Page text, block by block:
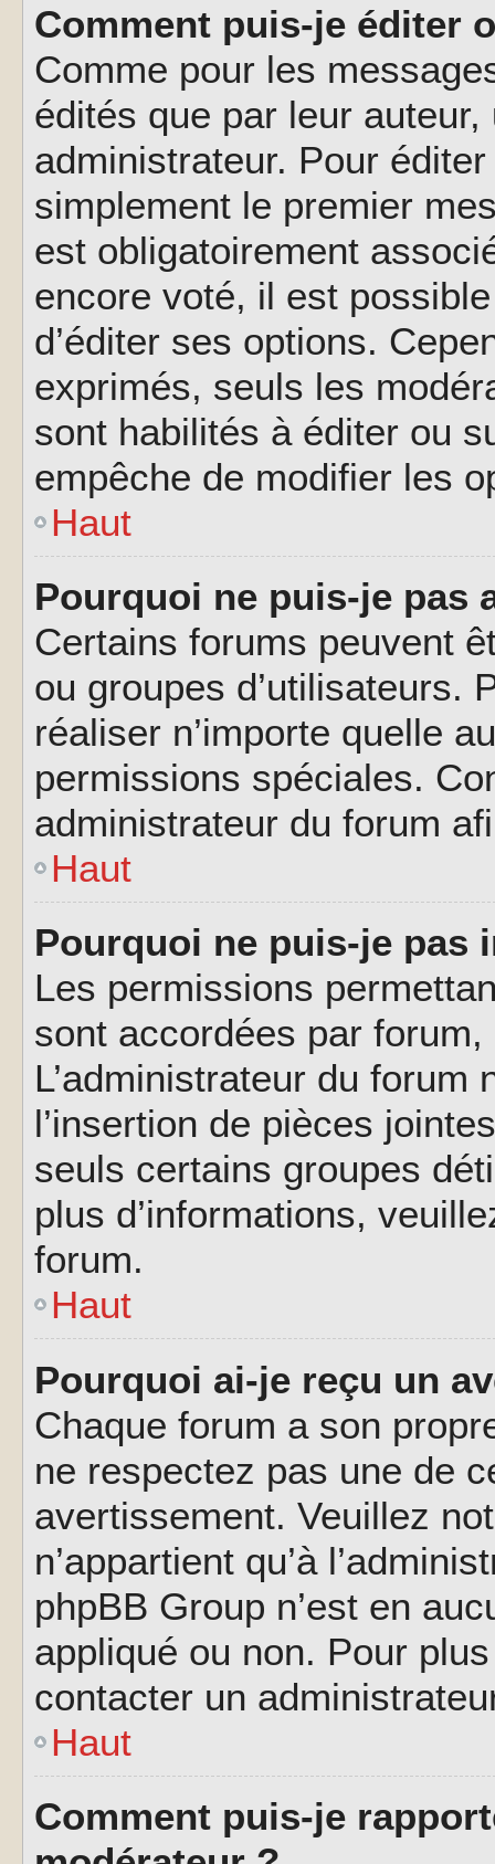
Comment puis-je éditer
Comme pour les
édités que par leur
administrateur. Pour
simplement le premier
est obligatoirement
encore voté, il est
d’éditer ses options.
exprimés, seuls les
sont habilités à éditer ou
empêche de modifier les
Haut
Pourquoi ne puis-je pas
Certains forums peuvent
ou groupes d’utilisateurs.
réaliser n’importe quelle
permissions spéciales.
administrateur du forum
Haut
Pourquoi ne puis-je pas
Les permissions
sont accordées par
L’administrateur du forum
l’insertion de pièces
seuls certains groupes
plus d’informations,
forum.
Haut
Pourquoi ai-je reçu un
Chaque forum a son
ne respectez pas une de
avertissement. Veuillez
n’appartient qu’à
phpBB Group n’est en
appliqué ou non. Pour
contacter un
Haut
Comment puis-je